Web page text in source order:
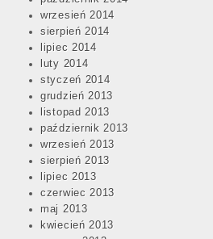
wrzesień 2014
sierpień 2014
lipiec 2014
luty 2014
styczeń 2014
grudzień 2013
listopad 2013
październik 2013
wrzesień 2013
sierpień 2013
lipiec 2013
czerwiec 2013
maj 2013
kwiecień 2013